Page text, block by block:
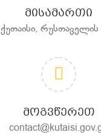
ᲛᲘᲡᲐᲛᲐᲠᲗᲘ
ქუთაისი,
ᲛᲝᲒᲕᲬᲔᲠᲔᲗ